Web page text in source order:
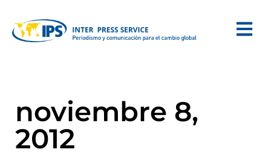
noviembre 8,
2012